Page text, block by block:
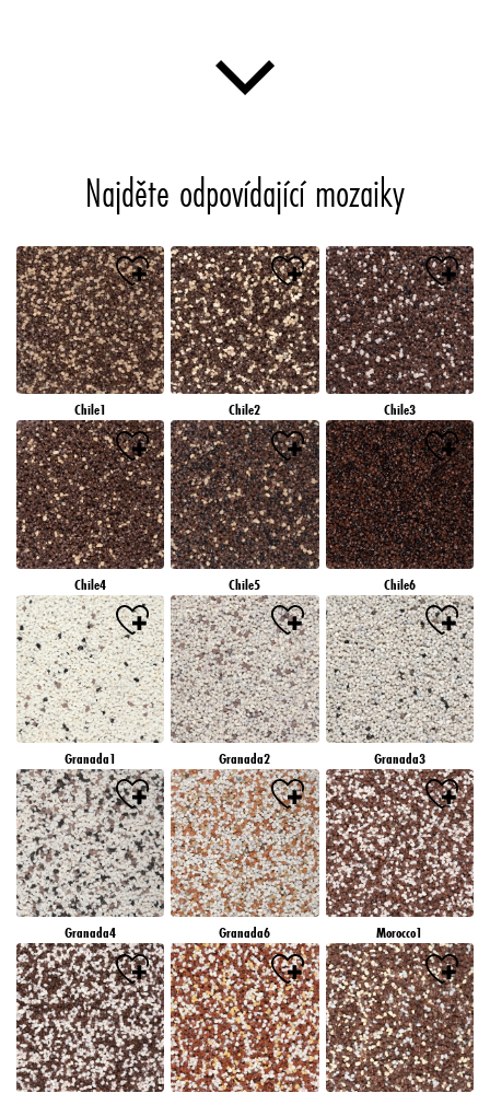
Najděte odpovídající mozaiky
Chile1 Chile2 Chile3
Chile4 Chile5 Chile6
Granada1 Granada2 Granada3
Granada4 Granada6 Morocco1